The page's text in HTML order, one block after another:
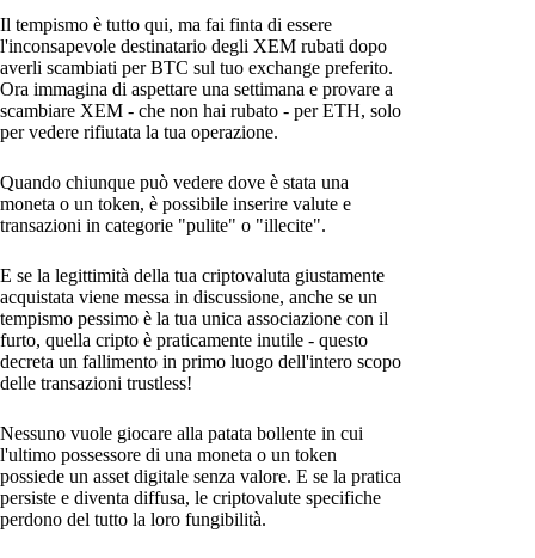
Il tempismo è tutto qui, ma fai finta di essere
l'inconsapevole destinatario degli XEM rubati dopo
averli scambiati per BTC sul tuo exchange preferito.
Ora immagina di aspettare una settimana e provare a
scambiare XEM - che non hai rubato - per ETH, solo
per vedere rifiutata la tua operazione.
Quando chiunque può vedere dove è stata una
moneta o un token, è possibile inserire valute e
transazioni in categorie "pulite" o "illecite".
E se la legittimità della tua criptovaluta giustamente
acquistata viene messa in discussione, anche se un
tempismo pessimo è la tua unica associazione con il
furto, quella cripto è praticamente inutile - questo
decreta un fallimento in primo luogo dell'intero scopo
delle transazioni trustless!
Nessuno vuole giocare alla patata bollente in cui
l'ultimo possessore di una moneta o un token
possiede un asset digitale senza valore. E se la pratica
persiste e diventa diffusa, le criptovalute specifiche
perdono del tutto la loro fungibilità.